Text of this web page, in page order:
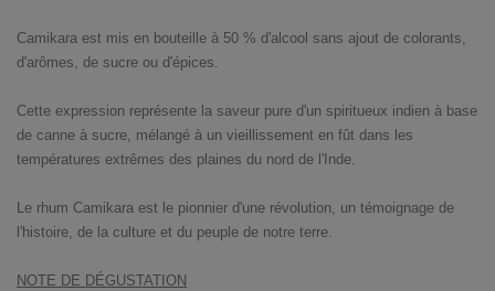
Camikara est mis en bouteille à 50 % d'alcool sans ajout de colorants,
d'arômes, de sucre ou d'épices.
Cette expression représente la saveur pure d'un spiritueux indien à base
de canne à sucre, mélangé à un vieillissement en fût dans les
températures extrêmes des plaines du nord de l'Inde.
Le rhum Camikara est le pionnier d'une révolution, un témoignage de
l'histoire, de la culture et du peuple de notre terre.
NOTE DE DÉGUSTATION